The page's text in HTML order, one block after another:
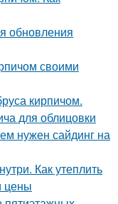
обновления
своими
кирпичом.
для облицовки
нужен сайдинг на
Как утеплить
цены